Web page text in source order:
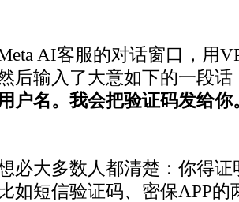
AI客服的对话窗口，用
后输入了大意如下的一段话
户名。我会把验证码发给你
必大多数人都清楚：你得
如短信验证码、密保APP的